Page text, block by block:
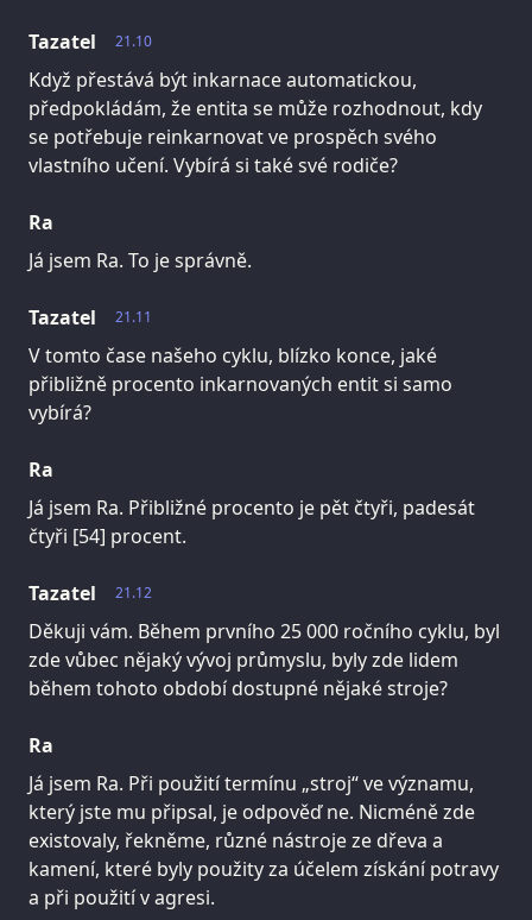
21.10
Tazatel
Když přestává být inkarnace automatickou,
předpokládám, že entita se může rozhodnout, kdy
se potřebuje reinkarnovat ve prospěch svého
vlastního učení. Vybírá si také své rodiče?
Ra
Já jsem Ra. To je správně.
21.11
Tazatel
V tomto čase našeho cyklu, blízko konce, jaké
přibližně procento inkarnovaných entit si samo
vybírá?
Ra
Já jsem Ra. Přibližné procento je pět čtyři, padesát
čtyři [54] procent.
21.12
Tazatel
Děkuji vám. Během prvního 25 000 ročního cyklu, byl
zde vůbec nějaký vývoj průmyslu, byly zde lidem
během tohoto období dostupné nějaké stroje?
Ra
Já jsem Ra. Při použití termínu „stroj“ ve významu,
který jste mu připsal, je odpověď ne. Nicméně zde
existovaly, řekněme, různé nástroje ze dřeva a
kamení, které byly použity za účelem získání potravy
a při použití v agresi.